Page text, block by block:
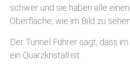
schwer und sie haben alle
Oberfläche, wie im Bild zu
Der Tunnel Führer sagt, dass
ein Quarzkristall ist.